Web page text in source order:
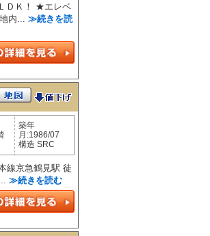
ＤＫ！ ★エレベ
内... ≫続きを読
築年
月:1986/07
構造 SRC
線京急鶴見駅 徒
≫続きを読む